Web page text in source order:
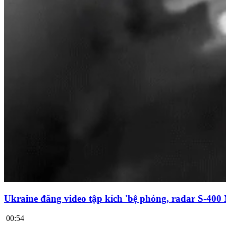
Ukraine đăng video tập kích 'bệ phóng, radar S-400
00:54